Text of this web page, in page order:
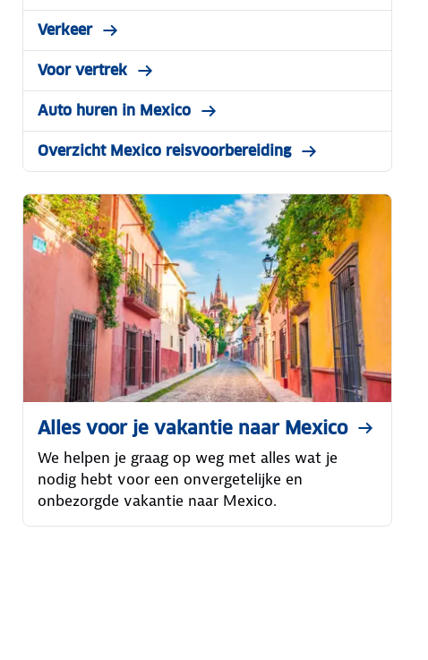
Verkeer
Voor vertrek
Auto huren in Mexico
Overzicht Mexico reisvoorbereiding
Alles voor je vakantie naar Mexico
We helpen je graag op weg met alles wat je
nodig hebt voor een onvergetelijke en
onbezorgde vakantie naar Mexico.